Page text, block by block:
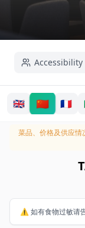
Accessibility
🇬🇧 🇨🇳 🇫🇷
菜品、价格及供应情
⚠️ 如有食物过敏请